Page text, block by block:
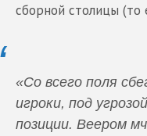
сборной столицы (то
«Со всего поля
игроки, под
позиции. Веером